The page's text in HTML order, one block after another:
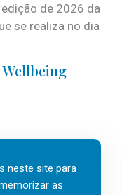
de 2026 da
se realiza no dia
aos
Wellbeing 2026.
neste site para
as